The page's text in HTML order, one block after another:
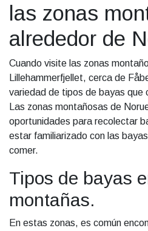
las zonas
alrededor de
Cuando visite las zonas
Lillehammerfjellet, cerca de
variedad de tipos de bayas que
Las zonas montañosas de
oportunidades para recolectar
estar familiarizado con las
comer.
Tipos de bayas
montañas.
En estas zonas, es común